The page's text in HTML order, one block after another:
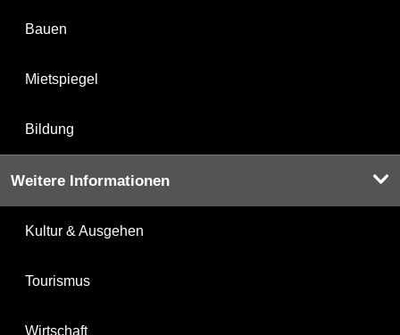
Bauen
Mietspiegel
Bildung
Weitere Informationen
Kultur & Ausgehen
Tourismus
Wirtschaft